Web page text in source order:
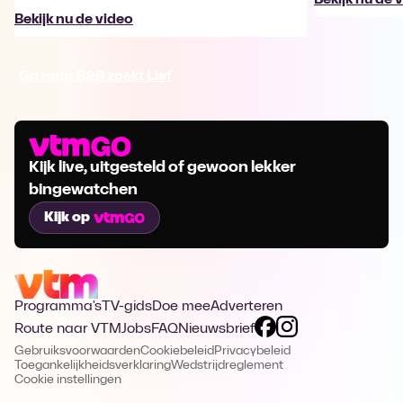
Bekijk nu de video
Kijk live, uitgesteld of gewoon lekker
bingewatchen
Kijk op
Programma's TV-gidsDoe meeAdverteren
Route naar VTMJobsFAQNieuwsbrief
GebruiksvoorwaardenCookiebeleid Privacybeleid
ToegankelijkheidsverklaringWedstrijdreglement
Cookie instellingen